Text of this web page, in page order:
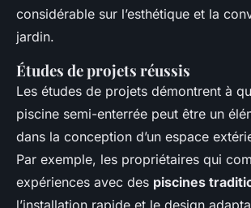
considérable sur l’esthétique et la
jardin.
Études de projets réussis
Les études de projets démontrent à
piscine semi-enterrée peut être un
dans la conception d’un espace
Par exemple, les propriétaires qui
expériences avec des piscines
l’installation rapide et le design